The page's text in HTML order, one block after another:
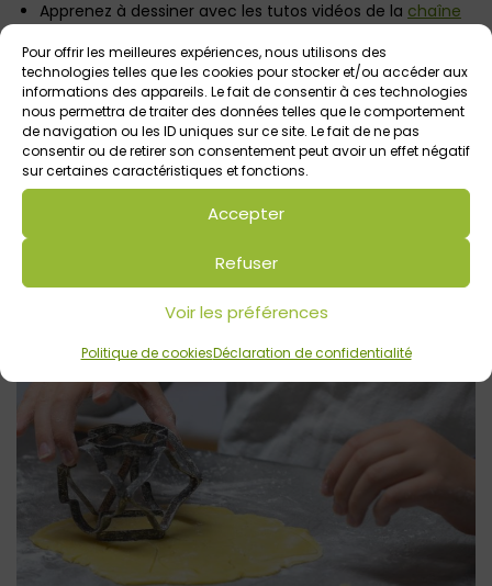
Pour offrir les meilleures expériences, nous utilisons des
technologies telles que les cookies pour stocker et/ou accéder aux
informations des appareils. Le fait de consentir à ces technologies
nous permettra de traiter des données telles que le comportement
de navigation ou les ID uniques sur ce site. Le fait de ne pas
consentir ou de retirer son consentement peut avoir un effet négatif
sur certaines caractéristiques et fonctions.
Accepter
Refuser
Voir les préférences
Politique de cookiesDéclaration de confidentialité
Apprenez à dessiner avec les tutos vidéos de la chaîne
2 idées pour cuisiner avec les enfants !
Près de 40 recettes pour cuisiner desdesserts vitaminés
et goûters sympas avec les fruits!
Des recettes de cuisine en mode dessin animé, pour les
chaîne YouTube Telmo et Tula
vidéos très ludiques, particulièrement adaptées aux plus